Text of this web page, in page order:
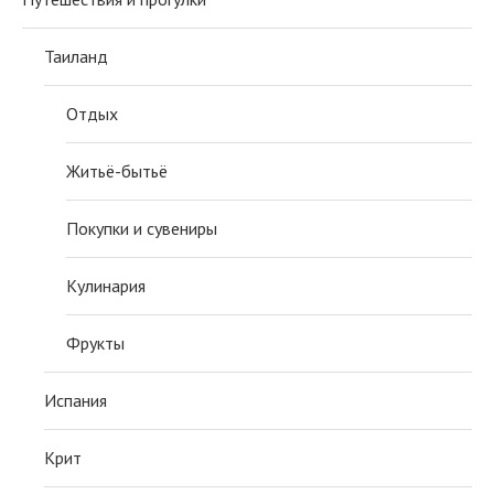
Таиланд
Отдых
Житьё-бытьё
Покупки и сувениры
Кулинария
Фрукты
Испания
Крит